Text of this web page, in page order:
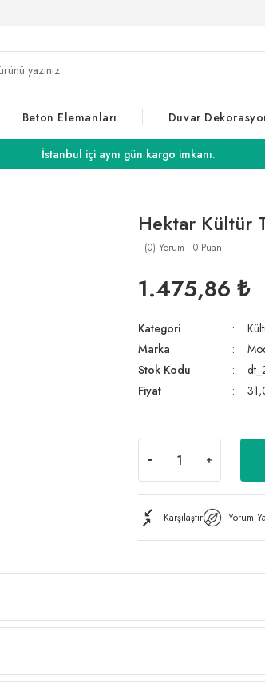
Beton Elemanları Duvar
İstanbul içi aynı gün kargo imkanı.
Hektar Kültür
(0) Yorum - 0 Puan
1.475,86 ₺
Kategori
Marka
Stok Kodu
Fiyat
Karşılaştır Yorum